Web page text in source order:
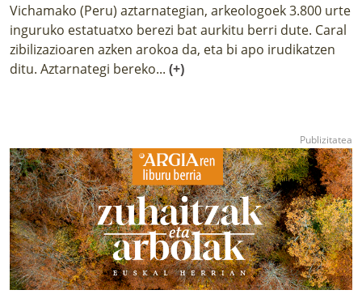
Vichamako (Peru) aztarnategian, arkeologoek 3.800 urte
inguruko estatuatxo berezi bat aurkitu berri dute. Caral
zibilizazioaren azken arokoa da, eta bi apo irudikatzen
ditu. Aztarnategi bereko... (+)